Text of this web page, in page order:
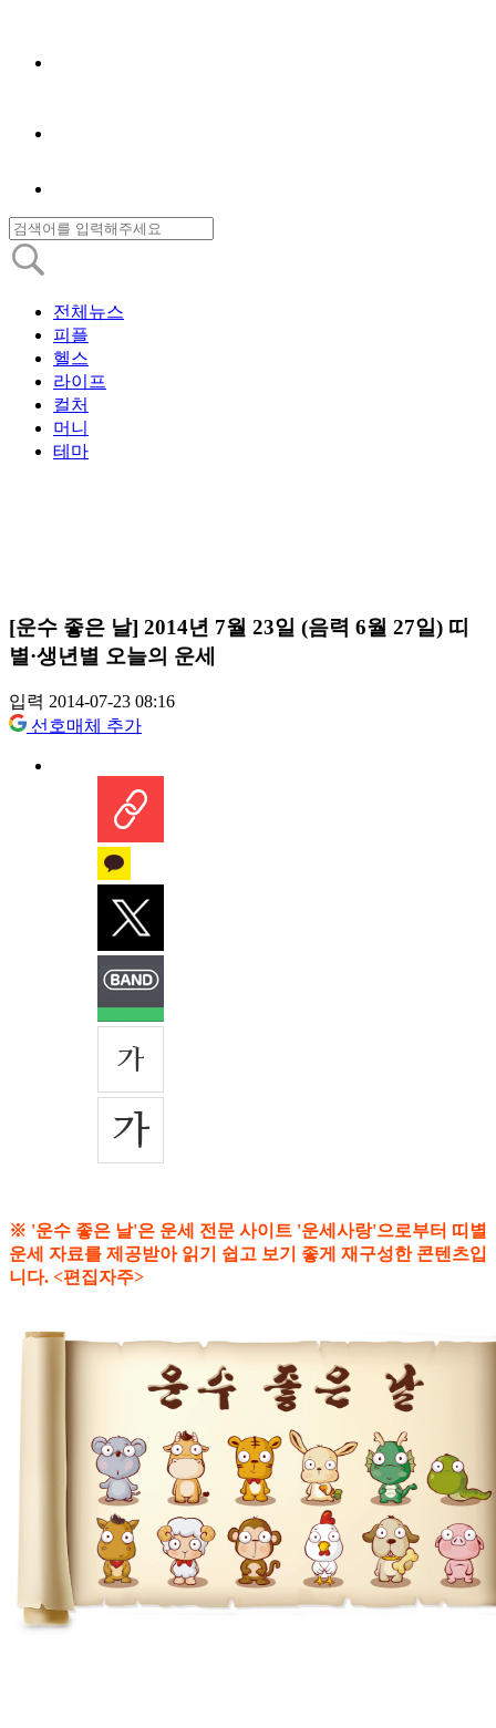
전체뉴스
피플
헬스
라이프
컬처
머니
테마
[운수 좋은 날] 2014년 7월 23일 (음력 6월 27일) 띠
별·생년별 오늘의 운세
입력 2014-07-23 08:16
선호매체 추가
※ '운수 좋은 날'은 운세 전문 사이트 '운세사랑'으로부터 띠별
운세 자료를 제공받아 읽기 쉽고 보기 좋게 재구성한 콘텐츠입
니다. <편집자주>